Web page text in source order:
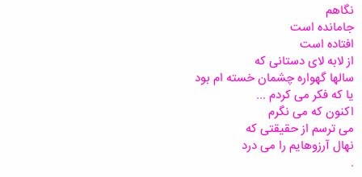
نگاهم
جامانده است
افتاده است
از لابه لای دستانی که
سالها گهواره چشمان خسته ام بود
یا که فکر می کردم ...
اکنون که می نگرم
می ترسم از حقیقتی که
نهال آرزوهایم را می درد
.